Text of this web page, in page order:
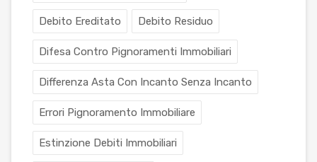
Debito Ereditato Debito Residuo
Difesa Contro Pignoramenti Immobiliari
Differenza Asta Con Incanto Senza Incanto
Errori Pignoramento Immobiliare
Estinzione Debiti Immobiliari